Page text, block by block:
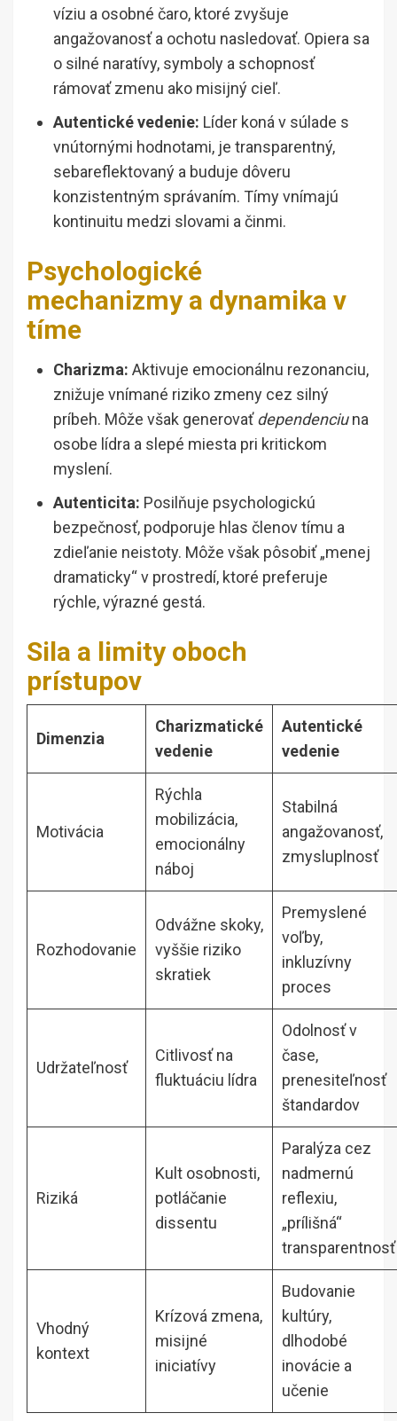
víziu a osobné čaro, ktoré zvyšuje
angažovanosť a ochotu nasledovať. Opiera sa
o silné naratívy, symboly a schopnosť
rámovať zmenu ako misijný cieľ.
Autentické vedenie: Líder koná v súlade s
vnútornými hodnotami, je transparentný,
sebareflektovaný a buduje dôveru
konzistentným správaním. Tímy vnímajú
kontinuitu medzi slovami a činmi.
Psychologické
mechanizmy a dynamika v
tíme
Charizma: Aktivuje emocionálnu rezonanciu,
znižuje vnímané riziko zmeny cez silný
príbeh. Môže však generovaťdependenciuna
osobe lídra a slepé miesta pri kritickom
myslení.
Autenticita: Posilňuje psychologickú
bezpečnosť, podporuje hlas členov tímu a
zdieľanie neistoty. Môže však pôsobiť „menej
dramaticky“ v prostredí, ktoré preferuje
rýchle, výrazné gestá.
Sila a limity oboch
prístupov
Dimenzia
Charizmatické
vedenie
Autentické
vedenie
Motivácia
Rýchla
mobilizácia,
emocionálny
náboj
Stabilná
angažovanosť,
zmysluplnosť
Rozhodovanie
Odvážne skoky,
vyššie riziko
skratiek
Premyslené
voľby,
inkluzívny
proces
Udržateľnosť
Citlivosť na
fluktuáciu lídra
Odolnosť v
čase,
prenesiteľnosť
štandardov
Riziká
Kult osobnosti,
potláčanie
dissentu
Paralýza cez
nadmernú
reflexiu,
„prílišná“
transparentnosť
Vhodný
kontext
Krízová zmena,
misijné
iniciatívy
Budovanie
kultúry,
dlhodobé
inovácie a
učenie